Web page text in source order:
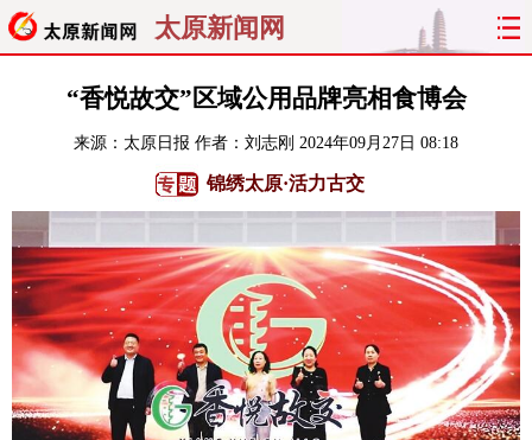
太原新闻网
首页 聚焦 太原 山西
经济 关注 文明 出行
纵横 曝光 综合 专题
旅游 理财 政务 教育
看天下 晋月读 最太原 网罗民生
太原日报 太原晚报 热评 社区
“香悦故交”区域公用品牌亮相食博会
来源： 太原日报 作者：刘志刚 2024年09月27日 08:18
锦绣太原·活力古交